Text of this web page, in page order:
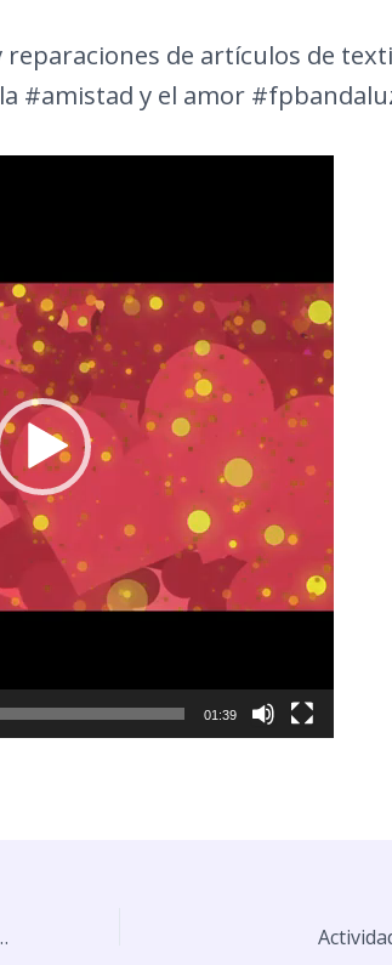
reparaciones de artículos de
#amistad y el amor
01:39
en la Ciencia